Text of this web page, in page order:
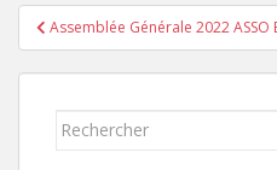
Navigation
de
l’article
Assemblée Générale 2022 ASSO
Rechercher...